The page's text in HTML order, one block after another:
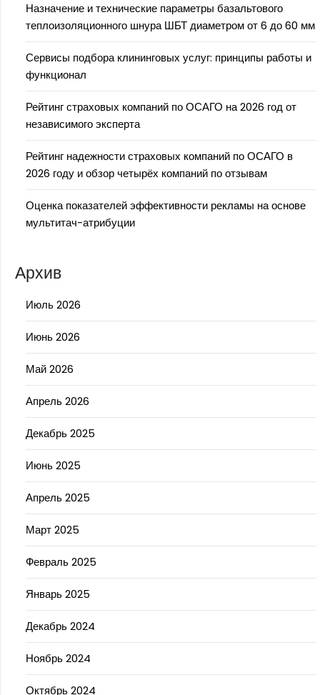
Назначение и технические параметры базальтового
теплоизоляционного шнура ШБТ диаметром от 6 до 60 мм
Сервисы подбора клининговых услуг: принципы работы и
функционал
Рейтинг страховых компаний по ОСАГО на 2026 год от
независимого эксперта
Рейтинг надежности страховых компаний по ОСАГО в
2026 году и обзор четырёх компаний по отзывам
Оценка показателей эффективности рекламы на основе
мультитач-атрибуции
Архив
Июль 2026
Июнь 2026
Май 2026
Апрель 2026
Декабрь 2025
Июнь 2025
Апрель 2025
Март 2025
Февраль 2025
Январь 2025
Декабрь 2024
Ноябрь 2024
Октябрь 2024